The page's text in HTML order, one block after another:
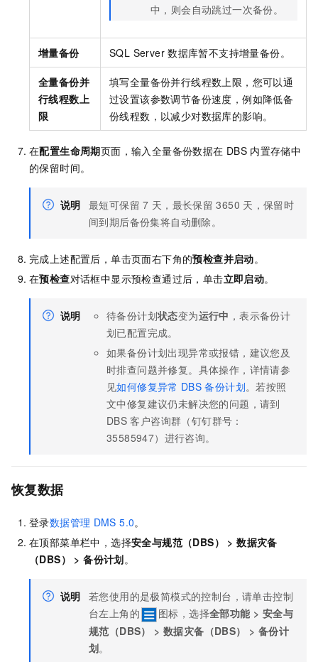
中，则会自动跳过一次备份。
增量备份 SQL Server 数据库暂不支持增量备份。
全量备份并
行线程数上
限
填写全量备份并行线程数上限，您可以通
过设置该参数调节备份速度，例如降低备
份线程数，以减少对数据库的影响。
在配置生命周期页面，输入全量备份数据在 DBS 内置存储中
的保留时间。
说明 最短可保留 7 天，最长保留 3650 天，保留时
间到期后备份集将自动删除。
完成上述配置后，单击页面右下角的预检查并启动。
在预检查对话框中显示预检查通过后，单击立即启动。
说明 待备份计划状态变为运行中 ，表示备份计
划已配置完成。
如果备份计划出现异常或报错，建议您及
时排查问题并修复。具体操作，详情请参
见如何修复异常 DBS 备份计划。若按照
文中修复建议仍未解决您的问题，请到
DBS 客户咨询群（钉钉群号：
35585947）进行咨询。
恢复数据
登录数据管理 DMS 5.0。
在顶部菜单栏中，选择安全与规范（DBS） >数据灾备
（DBS）
>备份计划。
说明 若您使用的是极简模式的控制台，请单击控制
台左上角的
图标，选择全部功能> 安全与
规范（DBS）
>数据灾备（DBS） > 备份计
划。